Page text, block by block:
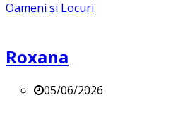
Oameni și Locuri
Roxana
05/06/2026